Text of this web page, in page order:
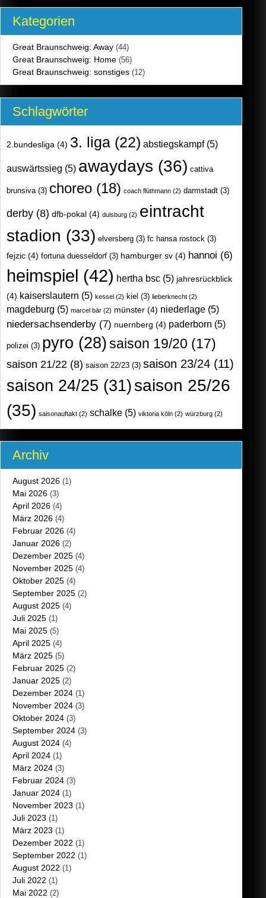
Kategorien
Great Braunschweig: Away (44)
Great Braunschweig: Home (56)
Great Braunschweig: sonstiges (12)
Schlagwörter
2.bundesliga (4) 3. liga (22) abstiegskampf(5)
auswärtssieg (5) awaydays (36) cattiva
brunsiva (3) choreo (18) coach flüthmann (2) darmstadt (3)
derby (8) dfb-pokal (4) duisburg (2) eintracht
stadion (33) elversberg (3) fc hansa rostock (3)
fejzic (4) fortuna duesseldorf (3) hamburger sv (4) hannoi (6)
heimspiel (42) hertha bsc (5) jahresrückblick
(4) kaiserslautern (5) kessel (2) kiel (3) lieberknecht (2)
magdeburg (5) marcel bär (2) münster (4) niederlage (5)
niedersachsenderby (7) nuernberg (4) paderborn (5)
polizei (3) pyro (28)saison 19/20 (17)
saison 21/22 (8) saison 22/23 (3) saison 23/24 (11)
saison 24/25 (31)saison 25/26
(35) saisonauftakt (2) schalke (5) viktoria köln (2) würzburg (2)
Archiv
August 2026 (1)
Mai 2026 (3)
April 2026 (4)
März 2026 (4)
Februar 2026 (4)
Januar 2026 (2)
Dezember 2025 (4)
November 2025 (4)
Oktober 2025 (4)
September 2025 (2)
August 2025 (4)
Juli 2025 (1)
Mai 2025 (5)
April 2025 (4)
März 2025 (5)
Februar 2025 (2)
Januar 2025 (2)
Dezember 2024 (1)
November 2024 (3)
Oktober 2024 (3)
September 2024 (3)
August 2024 (4)
April 2024 (1)
März 2024 (3)
Februar 2024 (3)
Januar 2024 (1)
November 2023 (1)
Juli 2023 (1)
März 2023 (1)
Dezember 2022 (1)
September 2022 (1)
August 2022 (1)
Juli 2022 (1)
Mai 2022 (2)